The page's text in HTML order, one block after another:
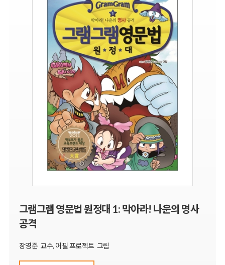
그램그램 영문법 원정대 1: 막아라! 나운의 명사
공격
장영준 교수, 어필 프로젝트 그림